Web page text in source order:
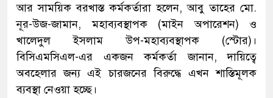
আর সাময়িক বরখাস্ত কর্মকর্তারা হলেন, আবু তাহের মো.
নূর-উজ-জামান, মহাব্যবস্থাপক (মাইন অপারেশন) ও
খালেদুল ইসলাম উপ-মহাব্যবস্থাপক (স্টোর)।
বিসিএমসিএল-এর একজন কর্মকর্তা জানান, দায়িত্বে
অবহেলার জন্য এই চারজনের বিরুদ্ধে এখন শাস্তিমূলক
ব্যবস্থা নেওয়া হচ্ছে।